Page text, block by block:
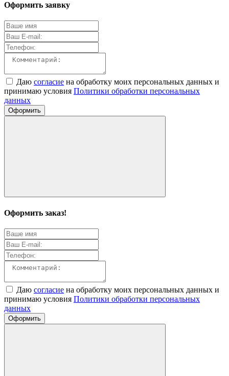
Оформить заявку
Даю согласие на обработку моих персональных данных и
принимаю условия Политики обработки персональных
данных
Оформить
Оформить заказ!
Даю согласие на обработку моих персональных данных и
принимаю условия Политики обработки персональных
данных
Оформить